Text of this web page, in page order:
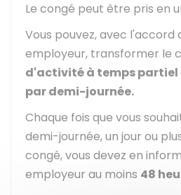
Le congé peut être pris en
Vous pouvez, avec l'accord
employeur, transformer le
d'activité à temps partiel
par demi-journée.
Chaque fois que vous
demi-journée, un jour ou
congé, vous devez en
employeur au moins 48